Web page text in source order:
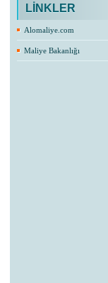
LİNKLER
Alomaliye.com
Maliye Bakanlığı